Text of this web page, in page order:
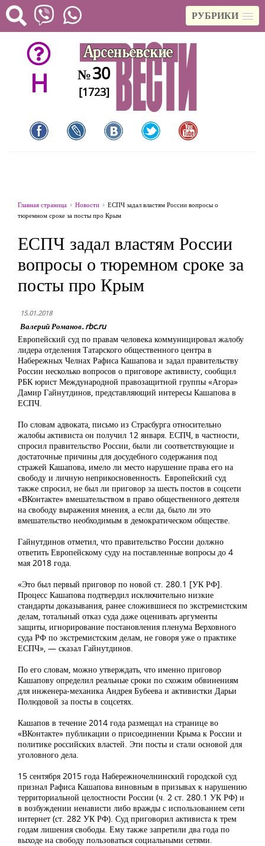
РУБРИКИ
H №30
[1723]
Главная страница Новости
ЕСПЧ задал властям России вопросы о
тюремном сроке за посты про Крым
ЕСПЧ задал властям России
вопросы о тюремном сроке за
посты про Крым
15.01.2018
Валерий Романов. rbc.ru
Европейский суд по правам человека коммуницировал жалобу
лидера отделения Татарского общественного центра в
Набережных Челнах Рафиса Кашапова и задал правительству
России несколько вопросов о приговоре активисту, сообщил
РБК юрист Международной правозащитной группы «Агора»
Дамир Гайнутдинов, представляющий интересы Кашапова в
ЕСПЧ.
По словам адвоката, письмо из Страсбурга относительно
жалобы активиста он получил 12 января. ЕСПЧ, в частности,
спросил правительство России, были ли соответствующие и
достаточные причины для досудебного содержания под
стражей Кашапова, имело ли место нарушение права его на
свободу и личную неприкосновенность. Европейский суд
также спросил, не был ли приговор за шесть постов в соцсети
«ВКонтакте» вмешательством в право общественного деятеля
на свободу выражения мнения, а если да, было ли это
вмешательство необходимым в демократическом обществе.
Гайнутдинов отметил, что правительство России должно
ответить Европейскому суду на поставленные вопросы до 4
мая 2018 года.
«Это был первый приговор по новой ст. 280.1 [УК РФ].
Процесс Кашапова подтвердил исключительно низкие
стандарты доказывания, ранее сложившиеся по экстремистским
делам, тотальный отказ суда даже оценивать аргументы
защиты, игнорирование постановления пленума Верховного
суда РФ по экстремистским делам, не говоря уже о практике
ЕСПЧ», — сказал Гайнутдинов.
По его словам, можно утверждать, что именно приговор
Кашапову определил реальные сроки по схожим обвинениям
для инженера-механика Андрея Бубеева и активистки Дарьи
Полюдовой за посты в соцсетях.
Кашапов в течение 2014 года размещал на странице во
«ВКонтакте» публикации о присоединении Крыма к России и
политике российских властей. Эти посты и стали основой для
уголовного дела.
15 сентября 2015 года Набережночелнинский городской суд
признал Рафиса Кашапова виновным в призывах к нарушению
территориальной целостности России (ч. 2 ст. 280.1 УК РФ) и
в возбуждении ненависти либо вражды с использованием сети
интернет (ст. 282 УК РФ). Суд приговорил активиста к трем
годам лишения свободы. Ему также запретили два года по
выходе на свободу пользоваться социальными сетями.